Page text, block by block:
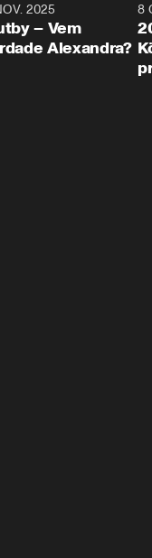
31:05
2025
– Vem
Alexandra?
8